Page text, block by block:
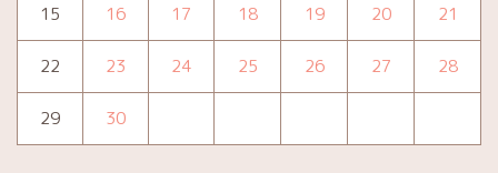
15 16 17 18 19 20 21
22 23 24 25 26 27 28
29 30